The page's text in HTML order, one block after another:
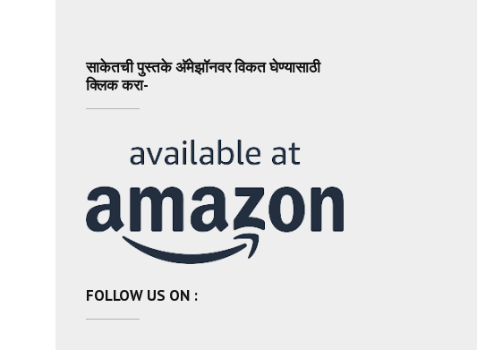
साकेतची पुस्तके अ‍ॅमेझॉनवर विकत घेण्यासाठी
क्लिक करा-
FOLLOW US ON :